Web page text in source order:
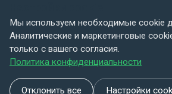
© 2026 Autehton all rights reserved.
Мы используем необходимые cookie
Аналитические и маркетинговые
только с вашего согласия.
Политика конфиденциальности
Отклонить все Настройки